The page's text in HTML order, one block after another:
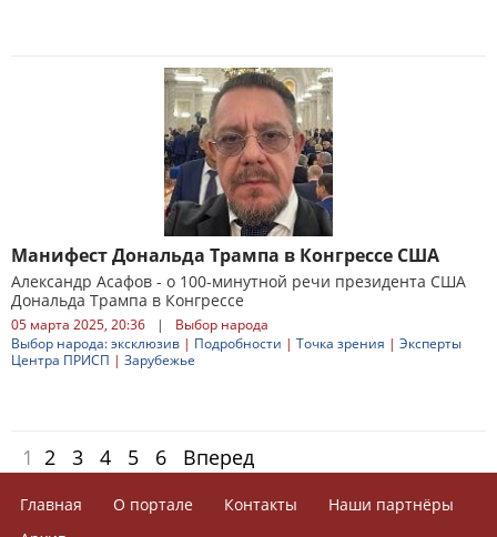
Манифест Дональда Трампа в Конгрессе США
Александр Асафов - о 100-минутной речи президента США
Дональда Трампа в Конгрессе
05 марта 2025, 20:36 |
Выбор народа
Выбор народа: эксклюзив | Подробности | Точка зрения | Эксперты
Центра ПРИСП | Зарубежье
1 2 3 4 5 6 Вперед
Главная О портале Контакты
Наши партнёры